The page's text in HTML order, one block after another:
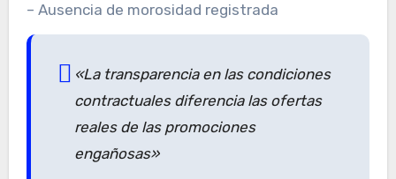
– Ausencia de morosidad registrada
«La transparencia en las condiciones
contractuales diferencia las ofertas
reales de las promociones
engañosas»